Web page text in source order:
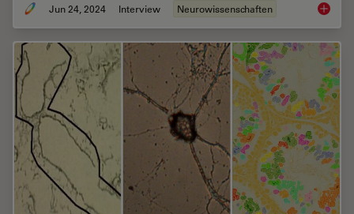
Jun 24, 2024 Interview Neurowissenschaften How